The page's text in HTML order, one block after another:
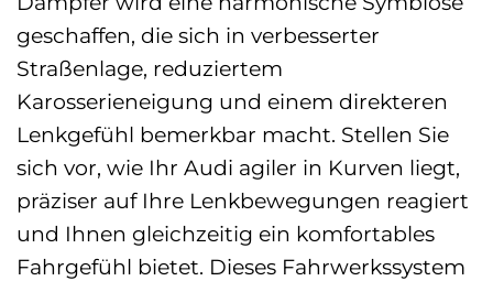
geschaffen, die sich in verbesserter
Straßenlage, reduziertem
Karosserieneigung und einem direkteren
Lenkgefühl bemerkbar macht. Stellen Sie
sich vor, wie Ihr Audi agiler in Kurven liegt,
präziser auf Ihre Lenkbewegungen reagiert
und Ihnen gleichzeitig ein komfortables
Fahrgefühl bietet. Dieses Fahrwerkssystem